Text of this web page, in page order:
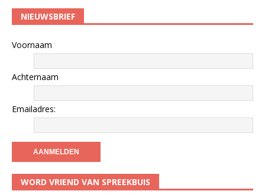
NIEUWSBRIEF
Voornaam
Achternaam
Emailadres:
WORD VRIEND VAN SPREEKBUIS